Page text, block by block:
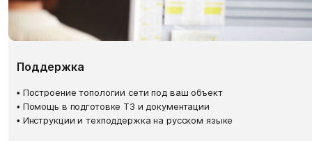
Поддержка
• Построение топологии сети под ваш объект
• Помощь в подготовке ТЗ и документации
• Инструкции и техподдержка на русском языке